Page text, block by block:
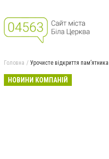
Головна Урочисте відкриття
НОВИНИ КОМПАНІЙ